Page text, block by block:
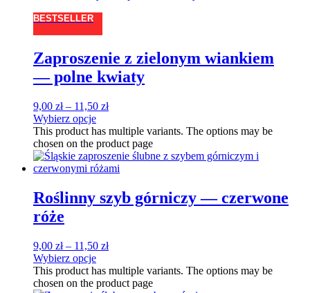
BESTSELLER
Zaproszenie z zielonym wiankiem
— polne kwiaty
9,00 zł– 11,50 zł
Wybierz opcje
This product has multiple variants. The options may be
chosen on the product page
Roślinny szyb górniczy — czerwone
róże
9,00 zł– 11,50 zł
Wybierz opcje
This product has multiple variants. The options may be
chosen on the product page